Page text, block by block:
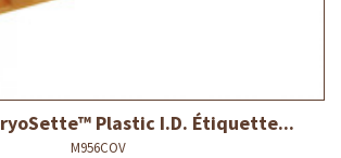
Plastic I.D. Étiquette...
M956COV